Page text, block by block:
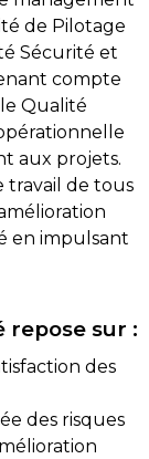
de Pilotage
Sécurité et
compte
Qualité
aux projets.
travail de tous
en impulsant
sur :
des
des risques